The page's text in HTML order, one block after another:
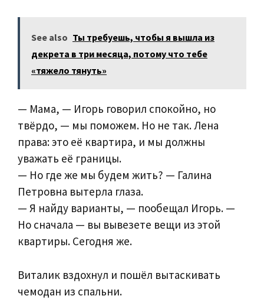
See also Ты требуешь, чтобы я вышла из
декрета в три месяца, потому что тебе
«тяжело тянуть»
— Мама, — Игорь говорил спокойно, но
твёрдо, — мы поможем. Но не так. Лена
права: это её квартира, и мы должны
уважать её границы.
— Но где же мы будем жить? — Галина
Петровна вытерла глаза.
— Я найду варианты, — пообещал Игорь. —
Но сначала — вы вывезете вещи из этой
квартиры. Сегодня же.
Виталик вздохнул и пошёл вытаскивать
чемодан из спальни.